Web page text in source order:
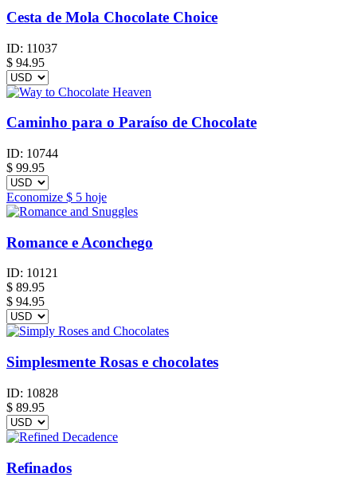
Cesta de Mola Chocolate Choice
ID: 11037
$ 94.95
Caminho para o Paraíso de Chocolate
ID: 10744
$ 99.95
Economize $ 5 hoje
Romance e Aconchego
ID: 10121
$ 89.95
$ 94.95
Simplesmente Rosas e chocolates
ID: 10828
$ 89.95
Refinados